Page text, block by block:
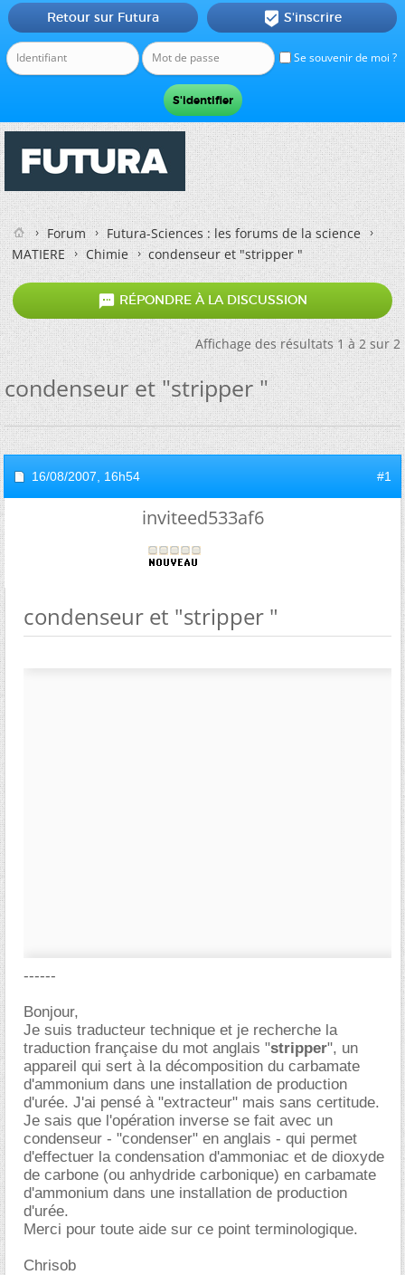
Se souvenir de moi ?
Retour sur Futura  S'inscrire
Forum
Futura-Sciences : les forums de la science
MATIERE
Chimie condenseur et "stripper "
 RÉPONDRE À LA DISCUSSION
Affichage des résultats 1 à 2 sur 2
condenseur et "stripper "
16/08/2007, 16h54 #1
inviteed533af6
condenseur et "stripper "
------
Bonjour,
Je suis traducteur technique et je recherche la
traduction française du mot anglais "stripper", un
appareil qui sert à la décomposition du carbamate
d'ammonium dans une installation de production
d'urée. J'ai pensé à "extracteur" mais sans certitude.
Je sais que l'opération inverse se fait avec un
condenseur - "condenser" en anglais - qui permet
d'effectuer la condensation d'ammoniac et de dioxyde
de carbone (ou anhydride carbonique) en carbamate
d'ammonium dans une installation de production
d'urée.
Merci pour toute aide sur ce point terminologique.
Chrisob